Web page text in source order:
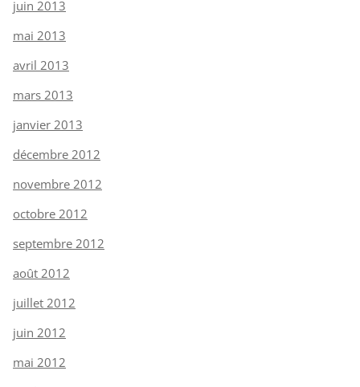
juin 2013
mai 2013
avril 2013
mars 2013
janvier 2013
décembre 2012
novembre 2012
octobre 2012
septembre 2012
août 2012
juillet 2012
juin 2012
mai 2012